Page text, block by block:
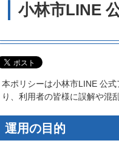
小林市LINE
本ポリシーは小林市LINE 公
り、利用者の皆様に誤解や混
運用の目的